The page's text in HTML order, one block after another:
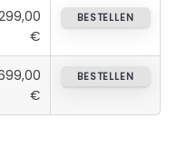
€
BESTELLEN
€
BESTELLEN